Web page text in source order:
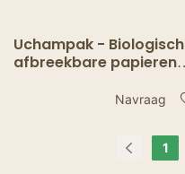
Uchampak - Biologisch
afbreekbare papieren
Regenboogkleuren
Navraag
1